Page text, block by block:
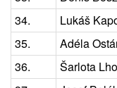
34.
Lukáš
35.
Adéla
36.
Šarlota